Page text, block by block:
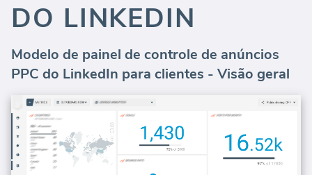
DO LINKEDIN
Modelo de painel de controle de anúncios
PPC do LinkedIn para clientes - Visão geral